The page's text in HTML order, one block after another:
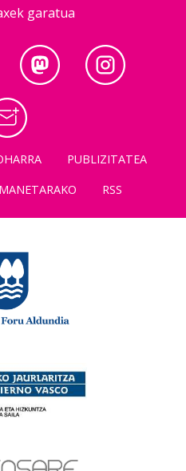
garatua
PUBLIZITATEA
RSS